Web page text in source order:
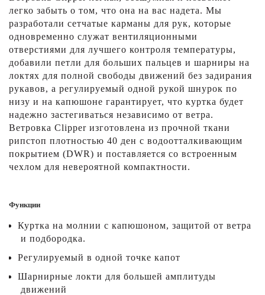
легко забыть о том, что она на вас надета. Мы
разработали сетчатые карманы для рук, которые
одновременно служат вентиляционными
отверстиями для лучшего контроля температуры,
добавили петли для больших пальцев и шарниры на
локтях для полной свободы движений без задирания
рукавов, а регулируемый одной рукой шнурок по
низу и на капюшоне гарантирует, что куртка будет
надежно застегиваться независимо от ветра.
Ветровка Clipper изготовлена ​​из прочной ткани
рипстоп плотностью 40 ден с водоотталкивающим
покрытием (DWR) и поставляется со встроенным
чехлом для невероятной компактности.
Функции
Куртка на молнии с капюшоном, защитой от ветра
и подбородка.
Регулируемый в одной точке капот
Шарнирные локти для большей амплитуды
движений